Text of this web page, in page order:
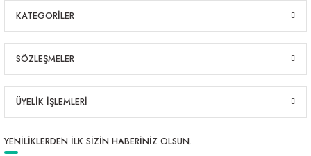
KATEGORİLER
SÖZLEŞMELER
ÜYELİK İŞLEMLERİ
YENİLİKLERDEN İLK SİZİN HABERİNİZ OLSUN.